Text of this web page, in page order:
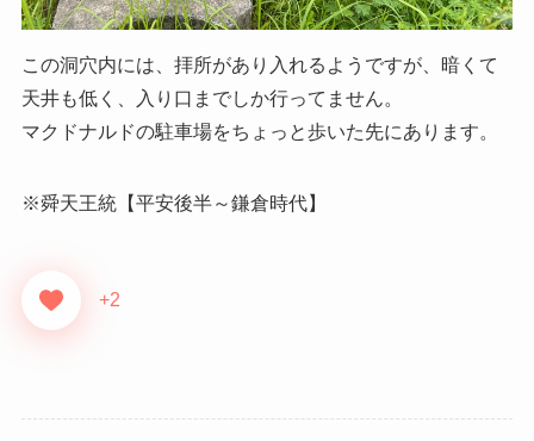
この洞穴内には、拝所があり入れるようですが、暗くて
天井も低く、入り口までしか行ってません。
マクドナルドの駐車場をちょっと歩いた先にあります。
※舜天王統【平安後半～鎌倉時代】
+2